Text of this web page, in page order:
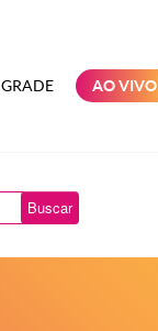
GRADE AO VIVO
Buscar